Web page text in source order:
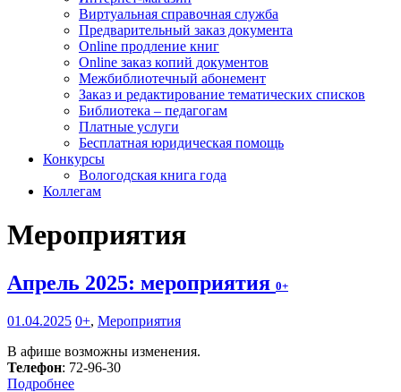
Виртуальная справочная служба
Предварительный заказ документа
Online продление книг
Online заказ копий документов
Межбиблиотечный абонемент
Заказ и редактирование тематических списков
Библиотека – педагогам
Платные услуги
Бесплатная юридическая помощь
Конкурсы
Вологодская книга года
Коллегам
Мероприятия
Апрель 2025: мероприятия 0+
01.04.2025 0+, Мероприятия
В афише возможны изменения.
Телефон: 72-96-30
Подробнее